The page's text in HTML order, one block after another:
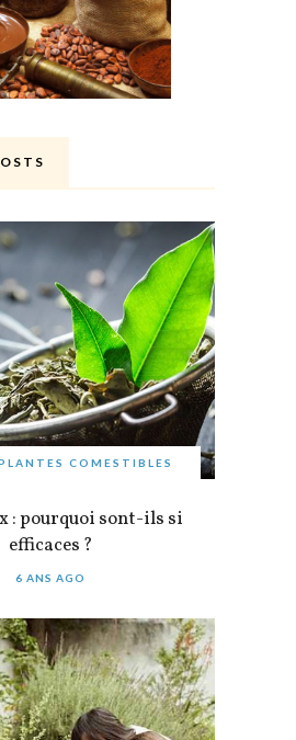
COMESTIBLES
: pourquoi sont-ils si
efficaces ?
6 ANS AGO